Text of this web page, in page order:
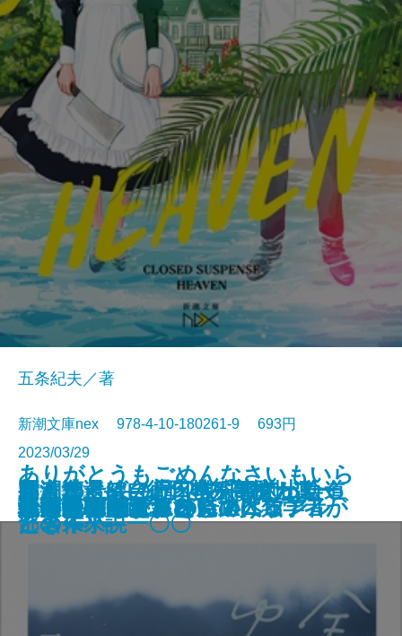
国道16号線―「日本」を創った道
―
ありがとうもごめんなさいもいら
ない森の民と暮らして人類学者が
考えたこと
号泣
真夜中のたずねびと
こどもホスピスの奇跡
ハリネズミは月を見上げる
音楽は自由にする
地の糧
脱スマホ脳かんたんマニュアル
クローズドサスペンスヘブン
五条紀夫／著
新潮文庫nex 978-4-10-180261-9 693円
2023/03/29
文庫電子書籍あり
全部ゆるせたらいいのに
邦人奪還―自衛隊特殊部隊が動く
とき―
カラスは飼えるか
新任警視〔上〕
新任警視〔下〕
新潮ことばの扉 教科書で出会っ
た名作小説一〇〇
輪舞曲
義民が駆ける
はなればなれに
君と漕ぐ5―ながとろ高校カヌー
部の未来―